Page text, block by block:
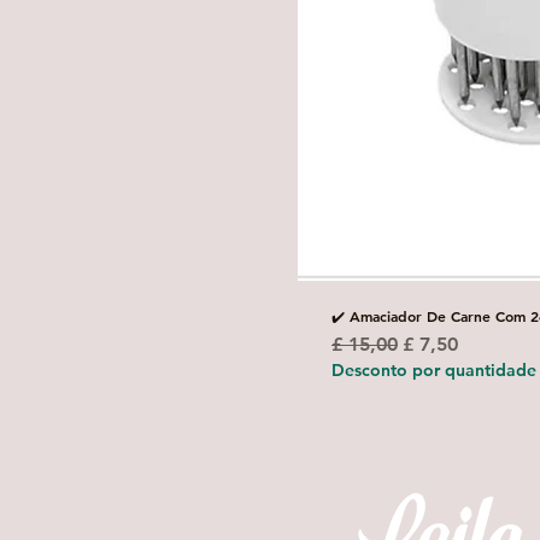
✔️ Amaciador De Carne Com
Preço normal
£ 15,00 Preço
£ 7,50
Desconto por quantidade